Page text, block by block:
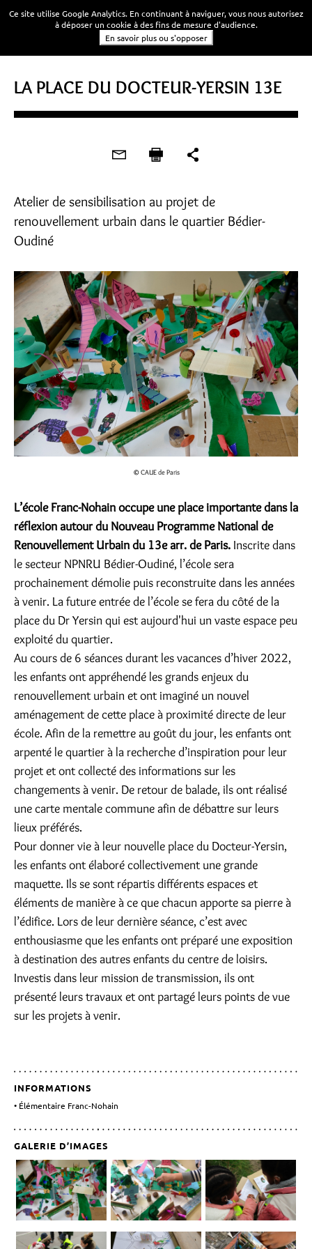
LA PLACE DU DOCTEUR-YERSIN 13E
Atelier de sensibilisation au projet de
renouvellement urbain dans le quartier Bédier-
Oudiné
© CAUE de Paris
L’école Franc-Nohain occupe une place importante dans la
réflexion autour du Nouveau Programme National de
Renouvellement Urbain du 13e arr. de Paris. Inscrite dans
le secteur NPNRU Bédier-Oudiné, l’école sera
prochainement démolie puis reconstruite dans les années
à venir. La future entrée de l’école se fera du côté de la
place du Dr Yersin qui est aujourd'hui un vaste espace peu
exploité du quartier.
Au cours de 6 séances durant les vacances d’hiver 2022,
les enfants ont appréhendé les grands enjeux du
renouvellement urbain et ont imaginé un nouvel
aménagement de cette place à proximité directe de leur
école. Afin de la remettre au goût du jour, les enfants ont
arpenté le quartier à la recherche d’inspiration pour leur
projet et ont collecté des informations sur les
changements à venir. De retour de balade, ils ont réalisé
une carte mentale commune afin de débattre sur leurs
lieux préférés.
Pour donner vie à leur nouvelle place du Docteur-Yersin,
les enfants ont élaboré collectivement une grande
maquette. Ils se sont répartis différents espaces et
éléments de manière à ce que chacun apporte sa pierre à
l’édifice. Lors de leur dernière séance, c’est avec
enthousiasme que les enfants ont préparé une exposition
à destination des autres enfants du centre de loisirs.
Investis dans leur mission de transmission, ils ont
présenté leurs travaux et ont partagé leurs points de vue
sur les projets à venir.
INFORMATIONS
Élémentaire Franc-Nohain
GALERIE D’IMAGES
Ce site utilise Google Analytics. En continuant à naviguer, vous nous autorisez
à déposer un cookie à des fins de mesure d'audience.
En savoir plus ou s'opposer